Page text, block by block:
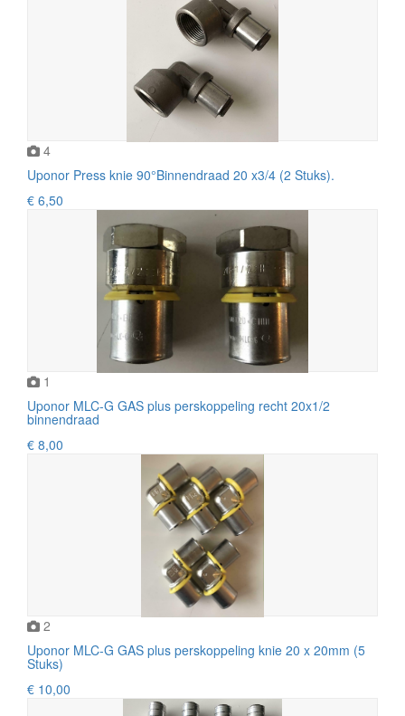
4
Uponor Press knie 90°Binnendraad 20 x3/4 (2 Stuks).
€ 6,50
1
Uponor MLC-G GAS plus perskoppeling recht 20x1/2
binnendraad
€ 8,00
2
Uponor MLC-G GAS plus perskoppeling knie 20 x 20mm (5
Stuks)
€ 10,00